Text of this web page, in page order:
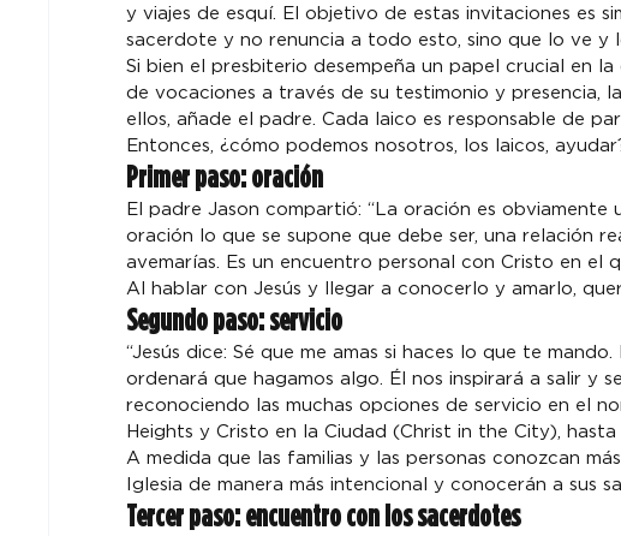
y viajes de esquí. El objetivo de estas invitaciones es
sacerdote y no renuncia a todo esto, sino que lo ve y
Si bien el presbiterio desempeña un papel crucial en
de vocaciones a través de su testimonio y presencia,
ellos, añade el padre. Cada laico es responsable de
Entonces, ¿cómo podemos nosotros, los laicos,
Primer paso: oración
El padre Jason compartió: “La oración es
oración lo que se supone que debe ser, una relación
avemarías. Es un encuentro personal con Cristo en el
Al hablar con Jesús y llegar a conocerlo y amarlo,
Segundo paso: servicio
“Jesús dice: Sé que me amas si haces lo que te
ordenará que hagamos algo. Él nos inspirará a salir y
reconociendo las muchas opciones de servicio en el
Heights y Cristo en la Ciudad (Christ in the City),
A medida que las familias y las personas conozcan
Iglesia de manera más intencional y conocerán a sus
Tercer paso: encuentro con los sacerdotes